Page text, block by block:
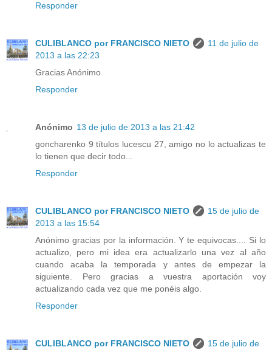
Responder
CULIBLANCO por FRANCISCO NIETO
11 de julio de
2013 a las 22:23
Gracias Anónimo
Responder
Anónimo 13 de julio de 2013 a las 21:42
goncharenko 9 títulos lucescu 27, amigo no lo actualizas te
lo tienen que decir todo...
Responder
CULIBLANCO por FRANCISCO NIETO
15 de julio de
2013 a las 15:54
Anónimo gracias por la información. Y te equivocas.... Si lo
actualizo, pero mi idea era actualizarlo una vez al año
cuando acaba la temporada y antes de empezar la
siguiente. Pero gracias a vuestra aportación voy
actualizando cada vez que me ponéis algo.
Responder
CULIBLANCO por FRANCISCO NIETO
15 de julio de